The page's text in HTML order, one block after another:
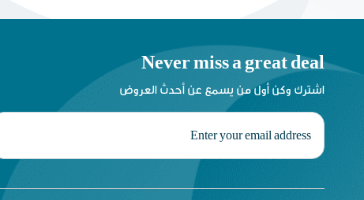
Never miss a great deal
اشترك وكن أول من يسمع عن أحدث العروض